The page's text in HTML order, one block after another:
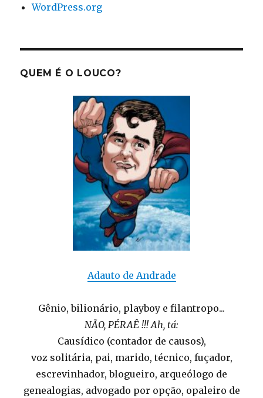
WordPress.org
QUEM É O LOUCO?
Adauto de Andrade
Gênio, bilionário, playboy e filantropo...
NÃO, PÉRAÊ !!! Ah, tá:
Causídico (contador de causos),
voz solitária, pai, marido, técnico, fuçador,
escrevinhador, blogueiro, arqueólogo de
genealogias, advogado por opção, opaleiro de